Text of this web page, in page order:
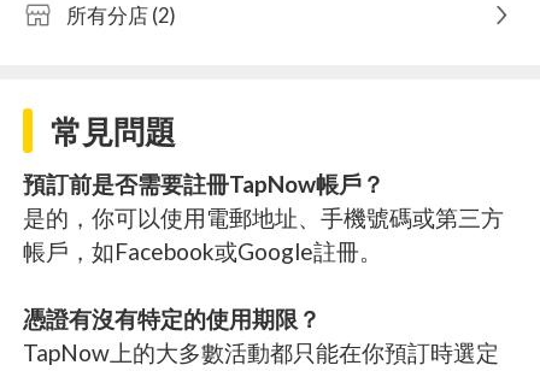
所有分店 (2)
常見問題
預訂前是否需要註冊TapNow帳戶？
是的，你可以使用電郵地址、手機號碼或第三方
帳戶，如Facebook或Google註冊。
憑證有沒有特定的使用期限？
TapNow上的大多數活動都只能在你預訂時選定